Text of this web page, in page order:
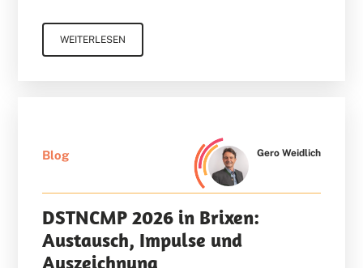
WEITERLESEN
Blog Gero Weidlich
DSTNCMP 2026 in Brixen:
Austausch, Impulse und
Auszeichnung